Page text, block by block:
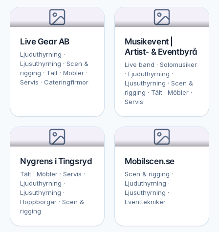
Live Gear AB
Ljuduthyrning ·
Ljusuthyrning · Scen &
rigging · Tält · Möbler ·
Servis · Cateringfirmor
Musikevent |
Artist- & Eventbyrå
Live band · Solomusiker
· Ljuduthyrning ·
Ljusuthyrning · Scen &
rigging · Tält · Möbler ·
Servis
Nygrens i Tingsryd
Tält · Möbler · Servis ·
Ljuduthyrning ·
Ljusuthyrning ·
Hoppborgar · Scen &
rigging
Mobilscen.se
Scen & rigging ·
Ljuduthyrning ·
Ljusuthyrning ·
Eventtekniker